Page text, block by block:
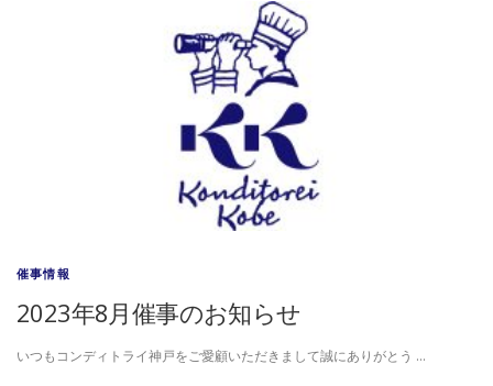
催事情報
2023年8月催事のお知らせ
いつもコンディトライ神戸をご愛顧いただきまして誠にありがとう …